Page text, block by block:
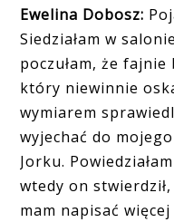
Ewelina Dobosz:
Siedziałam w
poczułam, że fajnie
który niewinnie
wymiarem
wyjechać do
Jorku.
wtedy on
mam napisać